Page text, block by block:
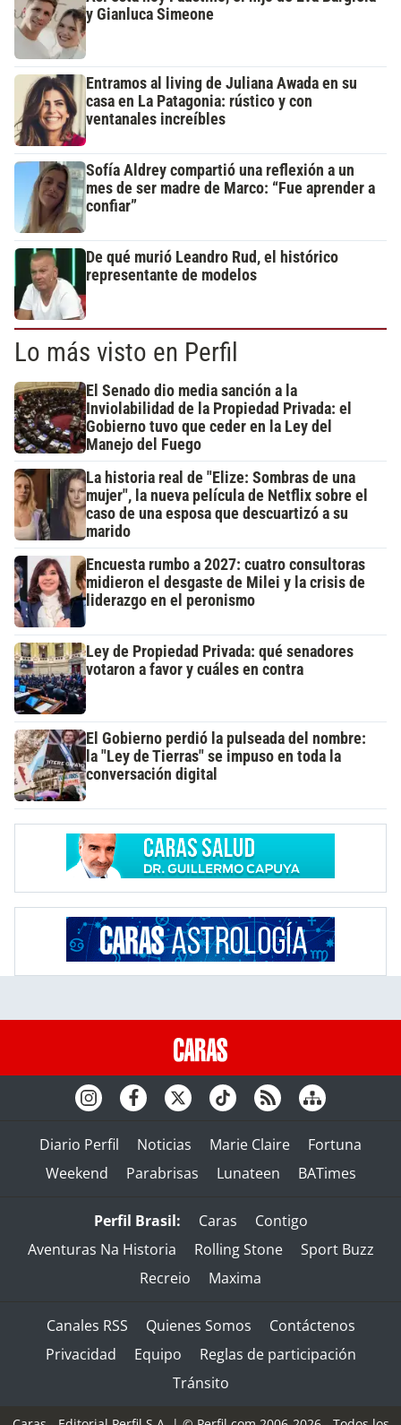
y Gianluca Simeone
Entramos al living de Juliana Awada en su
casa en La Patagonia: rústico y con
ventanales increíbles
Sofía Aldrey compartió una reflexión a un
mes de ser madre de Marco: “Fue aprender a
confiar”
De qué murió Leandro Rud, el histórico
representante de modelos
Lo más visto en Perfil
El Senado dio media sanción a la
Inviolabilidad de la Propiedad Privada: el
Gobierno tuvo que ceder en la Ley del
Manejo del Fuego
La historia real de "Elize: Sombras de una
mujer", la nueva película de Netflix sobre el
caso de una esposa que descuartizó a su
marido
Encuesta rumbo a 2027: cuatro consultoras
midieron el desgaste de Milei y la crisis de
liderazgo en el peronismo
Ley de Propiedad Privada: qué senadores
votaron a favor y cuáles en contra
El Gobierno perdió la pulseada del nombre:
la "Ley de Tierras" se impuso en toda la
conversación digital
Diario Perfil Noticias Marie Claire
Fortuna
Weekend
Parabrisas Lunateen BATimes
Perfil Brasil: Caras
Contigo
Aventuras Na Historia
Rolling Stone
Sport Buzz
Recreio
Maxima
Canales RSS Quienes Somos
Contáctenos
Privacidad
Equipo
Reglas de participación
Tránsito